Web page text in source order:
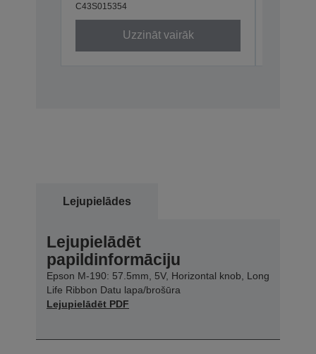
C43S015354
Uzzināt vairāk
Lejupielādes
Lejupielādēt
papildinformāciju
Epson M-190: 57.5mm, 5V, Horizontal knob, Long
Life Ribbon Datu lapa/brošūra
Lejupielādēt PDF